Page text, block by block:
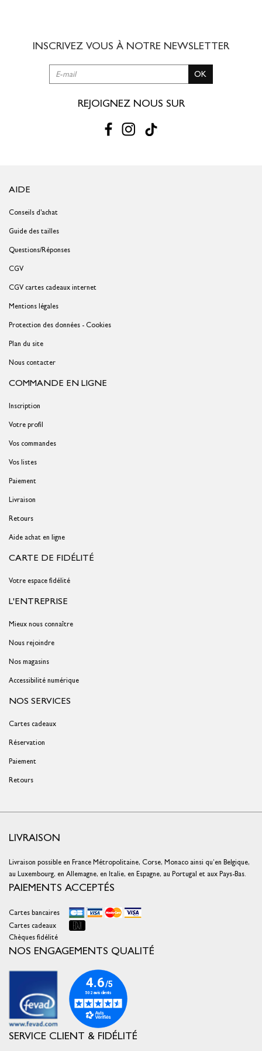
RETOUR SIMPLE SOUS 30 JOURS :
Vous avez changé d'avis ?
Retournez vos achats gratuitement en
livraison/retour disponible dans votre compte client (rubrique "Mes
Gagnez du temps en échangeant votre produit
INSCRIVEZ VOUS À NOTRE NEWSLETTER
OK
REJOIGNEZ NOUS SUR
AIDE
Conseils d'achat
Guide des tailles
Questions/Réponses
CGV
CGV cartes cadeaux internet
Mentions légales
Protection des données - Cookies
Plan du site
Nous contacter
COMMANDE EN LIGNE
Inscription
Votre profil
Vos commandes
Vos listes
Paiement
Livraison
Retours
Aide achat en ligne
CARTE DE FIDÉLITÉ
Votre espace fidélité
L'ENTREPRISE
Mieux nous connaître
Nous rejoindre
Nos magasins
Accessibilité numérique
NOS SERVICES
Cartes cadeaux
Réservation
Paiement
Retours
LIVRAISON
Livraison possible en France Métropolitaine, Corse, Monaco ainsi qu’en Belgique,
au Luxembourg, en Allemagne, en Italie, en Espagne, au Portugal et aux Pays-Bas.
PAIEMENTS ACCEPTÉS
Cartes bancaires
Cartes cadeaux
Chèques fidélité
NOS ENGAGEMENTS QUALITÉ
SERVICE CLIENT & FIDÉLITÉ